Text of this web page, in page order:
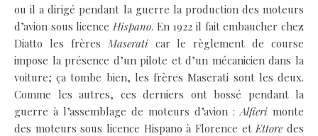
ou il a dirigé pendant la guerre la production des moteurs
d’avion sous licence Hispano. En 1922 il fait embaucher chez
Diatto les frères Maseraticar le règlement de course
impose la présence d’un pilote et d’un mécanicien dans la
voiture; ça tombe bien, les frères Maserati sont les deux.
Comme les autres, ces derniers ont bossé pendant la
guerre à l’assemblage de moteurs d’avion : Alfieri monte
des moteurs sous licence Hispano à Florence etEttoredes